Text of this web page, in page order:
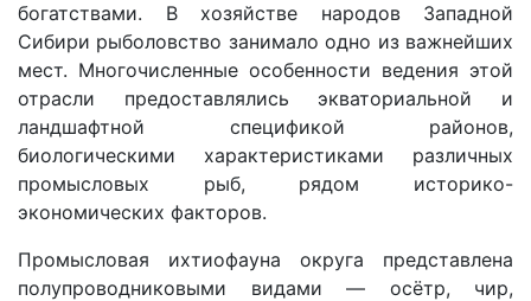
богатствами. В хозяйстве народов Западной
Сибири рыболовство занимало одно из важнейших
мест. Многочисленные особенности ведения этой
отрасли предоставлялись экваториальной и
ландшафтной спецификой районов,
биологическими характеристиками различных
промысловых рыб, рядом историко-
экономических факторов.
Промысловая ихтиофауна округа представлена
полупроводниковыми видами — осётр, чир,